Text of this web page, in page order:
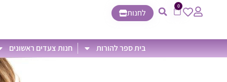
0
לחנות
בית ספר להורות חנות צעדים ראשונים